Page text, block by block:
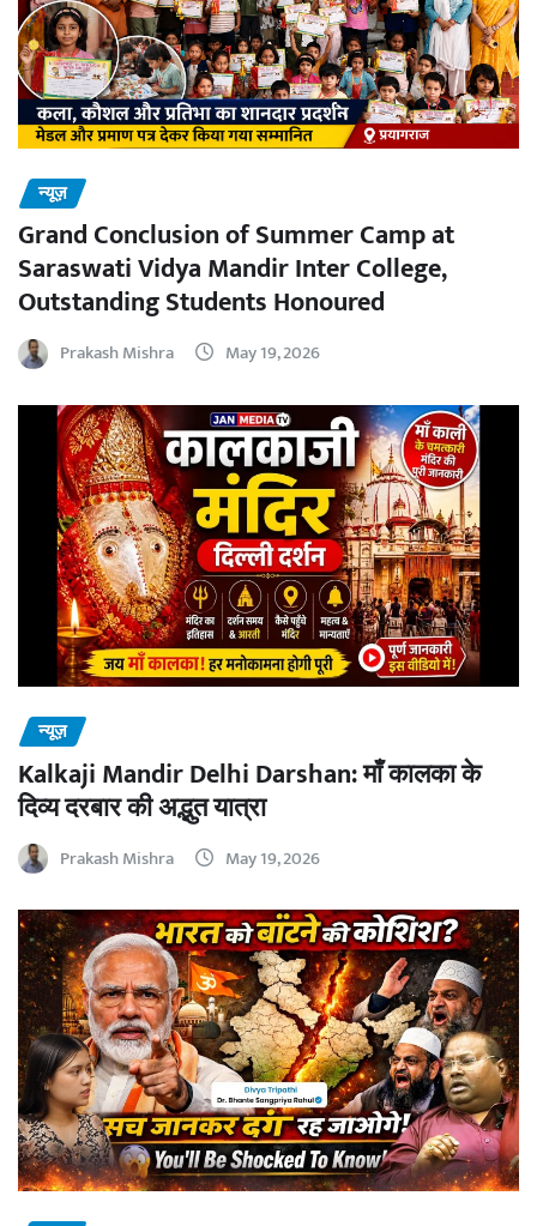
न्यूज़
Grand Conclusion of Summer Camp at
Saraswati Vidya Mandir Inter College,
Outstanding Students Honoured
Prakash Mishra May 19, 2026
न्यूज़
Kalkaji Mandir Delhi Darshan: माँ कालका के
दिव्य दरबार की अद्भुत यात्रा
Prakash Mishra May 19, 2026